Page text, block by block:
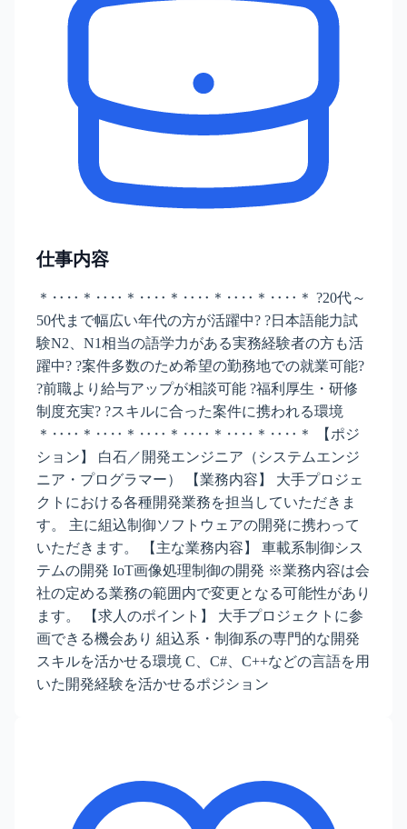
仕事内容
＊‥‥＊‥‥＊‥‥＊‥‥＊‥‥＊‥‥＊ ?20代～
50代まで幅広い年代の方が活躍中? ?日本語能力試
験N2、N1相当の語学力がある実務経験者の方も活
躍中? ?案件多数のため希望の勤務地での就業可能?
?前職より給与アップが相談可能 ?福利厚生・研修
制度充実? ?スキルに合った案件に携われる環境
＊‥‥＊‥‥＊‥‥＊‥‥＊‥‥＊‥‥＊ 【ポジ
ション】 白石／開発エンジニア（システムエンジ
ニア・プログラマー） 【業務内容】 大手プロジェ
クトにおける各種開発業務を担当していただきま
す。 主に組込制御ソフトウェアの開発に携わって
いただきます。 【主な業務内容】 車載系制御シス
テムの開発 IoT画像処理制御の開発 ※業務内容は会
社の定める業務の範囲内で変更となる可能性があり
ます。 【求人のポイント】 大手プロジェクトに参
画できる機会あり 組込系・制御系の専門的な開発
スキルを活かせる環境 C、C#、C++などの言語を用
いた開発経験を活かせるポジション